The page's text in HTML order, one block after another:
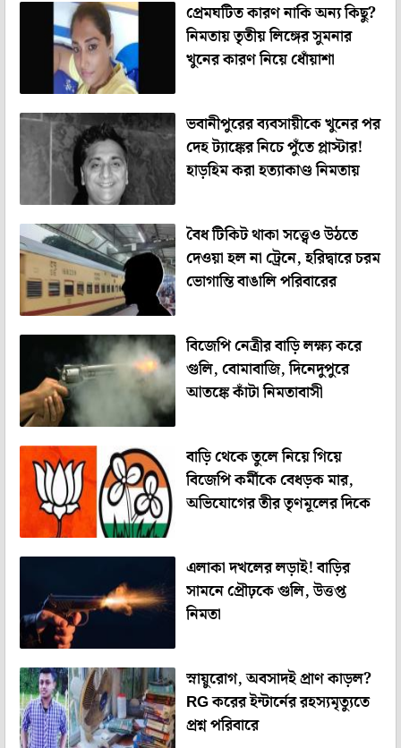
প্রেমঘটিত কারণ নাকি অন্য কিছু?
নিমতায় তৃতীয় লিঙ্গের সুমনার
খুনের কারণ নিয়ে ধোঁয়াশা
ভবানীপুরের ব্যবসায়ীকে খুনের পর
দেহ ট্যাঙ্কের নিচে পুঁতে প্লাস্টার!
হাড়হিম করা হত্যাকাণ্ড নিমতায়
বৈধ টিকিট থাকা সত্ত্বেও উঠতে
দেওয়া হল না ট্রেনে, হরিদ্বারে চরম
ভোগান্তি বাঙালি পরিবারের
বিজেপি নেত্রীর বাড়ি লক্ষ্য করে
গুলি, বোমাবাজি, দিনেদুপুরে
আতঙ্কে কাঁটা নিমতাবাসী
বাড়ি থেকে তুলে নিয়ে গিয়ে
বিজেপি কর্মীকে বেধড়ক মার,
অভিযোগের তীর তৃণমূলের দিকে
এলাকা দখলের লড়াই! বাড়ির
সামনে প্রৌঢ়কে গুলি, উত্তপ্ত
নিমতা
স্নায়ুরোগ, অবসাদই প্রাণ কাড়ল?
RG করের ইন্টার্নের রহস্যমৃত্যুতে
প্রশ্ন পরিবারে